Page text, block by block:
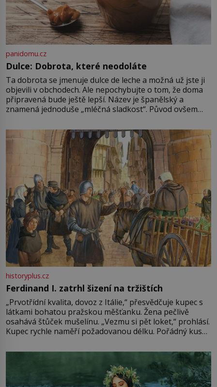
panidomu.cz
Dulce: Dobrota, které neodoláte
Ta dobrota se jmenuje dulce de leche a možná už jste ji
objevili v obchodech. Ale nepochybujte o tom, že doma
připravená bude ještě lepší. Název je španělský a
znamená jednoduše „mléčná sladkost“. Původ ovšem
pře hned několik latinskoamerických zemí a k tomu
Francie, kde se traduje,
historyplus.cz
Ferdinand I. zatrhl šizení na tržištích
„Prvotřídní kvalita, dovoz z Itálie,“ přesvědčuje kupec s
látkami bohatou pražskou měšťanku. Žena pečlivě
osahává štůček mušelínu. „Vezmu si pět loket,“ prohlásí.
Kupec rychle naměří požadovanou délku. Pořádný kus
milostpaní. Stačí jenom na sukni,“ zhodnotí švadlena
množství růžového mušelínu. „Ošidili vás, podívejte.“